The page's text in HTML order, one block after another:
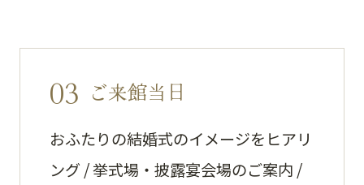
03 ご来館当日
おふたりの結婚式のイメージをヒアリ
ング / 挙式場・披露宴会場のご案内 /